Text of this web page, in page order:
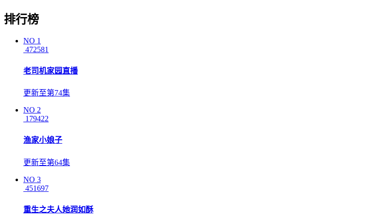
排行榜
NO 1
472581
老司机家园直播
更新至第74集
NO 2
179422
渔家小娘子
更新至第64集
NO 3
451697
重生之夫人她润如酥